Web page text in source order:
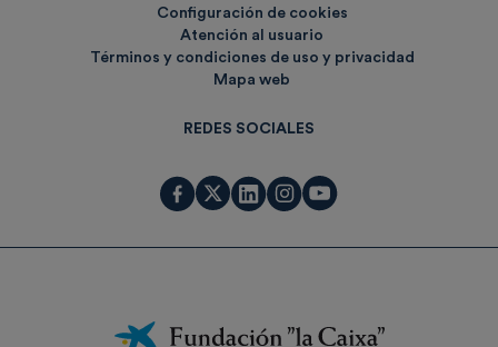
Configuración de cookies
Atención al usuario
Términos y condiciones de uso y privacidad
Mapa web
REDES SOCIALES
Fundación